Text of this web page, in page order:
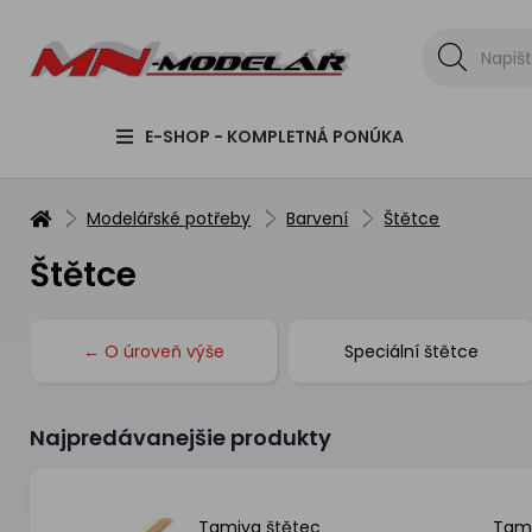
E-SHOP - KOMPLETNÁ PONÚKA
Modelářské potřeby Barvení Štětce
Štětce
← O úroveň výše Speciální štětce
Najpredávanejšie produkty
Tamiya štětec